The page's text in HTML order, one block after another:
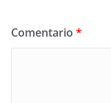
Comentario *